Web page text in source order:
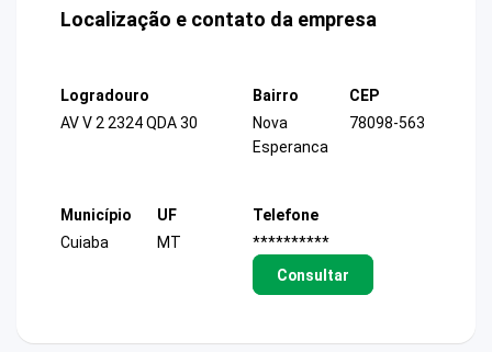
Localização e contato da empresa
Logradouro
AV V 2 2324 QDA 30
Bairro
Nova
Esperanca
CEP
78098-563
Município
Cuiaba
UF
MT
Telefone
**********
Consultar